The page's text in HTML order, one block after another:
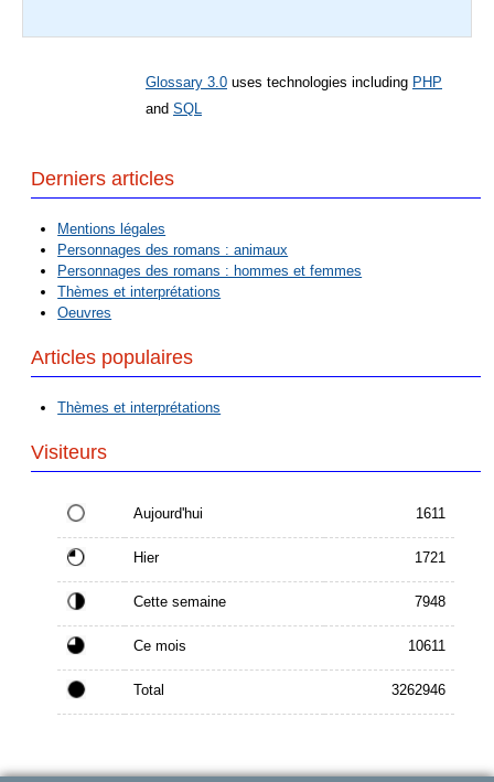
Glossary 3.0 uses technologies including PHP
and SQL
Derniers articles
Mentions légales
Personnages des romans : animaux
Personnages des romans : hommes et femmes
Thèmes et interprétations
Oeuvres
Articles populaires
Thèmes et interprétations
Visiteurs
Aujourd'hui 1611
Hier 1721
Cette semaine 7948
Ce mois 10611
Total 3262946